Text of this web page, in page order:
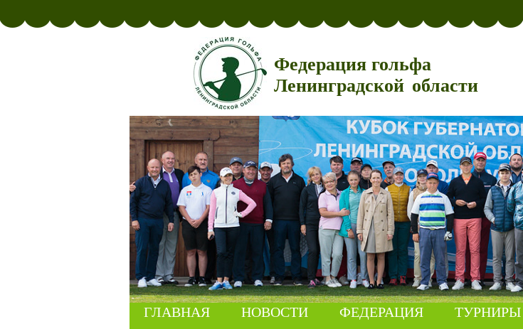
Федерация гольфа
Ленинградской области
ГЛАВНАЯ НОВОСТИ ФЕДЕРАЦИЯ ТУРНИРЫ